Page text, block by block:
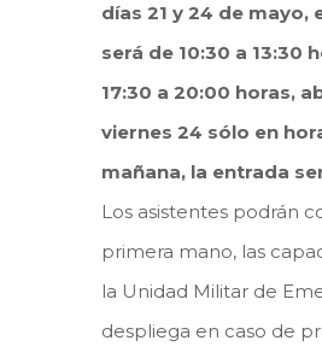
días 21 y 24 de mayo,
será de 10:30 a 13:30
17:30 a 20:00 horas,
viernes 24 sólo en
mañana, la entrada
Los asistentes podrán
primera mano, las
la Unidad Militar de
despliega en caso de